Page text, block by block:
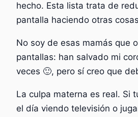
hecho. Esta lista trata de
pantalla haciendo otras
No soy de esas mamás que
pantallas: han salvado mi
veces 🙂, pero sí creo que
La culpa materna es real. Si
el día viendo televisión o